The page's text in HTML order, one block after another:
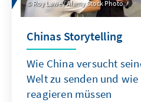
Roy Lawe / Alamy Stock Photo
Chinas Storytelling
Wie China versucht
Welt zu senden und
reagieren müssen